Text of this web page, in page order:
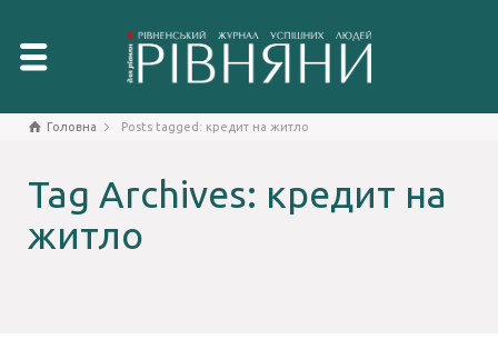
Головна Posts tagged: кредит на житло
Tag Archives: кредит на
житло